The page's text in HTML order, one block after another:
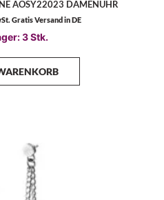
AOSY22023 DAMENUHR
Gratis Versand in DE
3 Stk.